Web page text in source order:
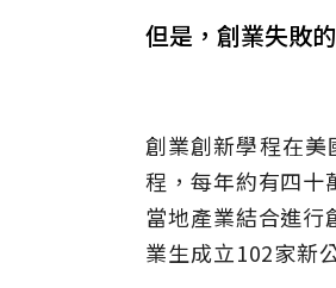
但是，創業失敗
創業創新學程在
程，每年約有四十
當地產業結合進行
業生成立102家新